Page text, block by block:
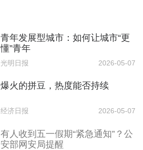
青年发展型城市：如何让城市“更
懂”青年
光明日报 2026-05-07
爆火的拼豆，热度能否持续
经济日报 2026-05-07
有人收到五一假期“紧急通知”？公
安部网安局提醒